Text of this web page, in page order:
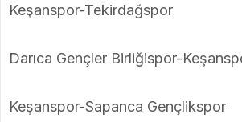
Keşanspor-Tekirdağspor
Darıca Gençler Birliğispor-
Keşanspor-Sapanca Gençlikspor